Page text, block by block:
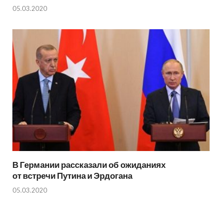
05.03.2020
В Германии рассказали об ожиданиях
от встречи Путина и Эрдогана
05.03.2020